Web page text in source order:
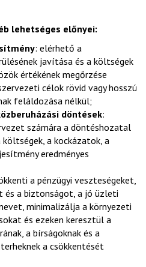
lehetséges előnyei:
: elérhető a
javítása és a költségek
értékének megőrzése
célok rövid vagy hosszú
feláldozása nélkül;
döntések:
számára a döntéshozatal
a kockázatok, a
eredményes
a pénzügyi veszteségeket,
és a biztonságot, a jó üzleti
minimalizálja a környezeti
és ezeken keresztül a
a bírságoknak és a
a csökkentését